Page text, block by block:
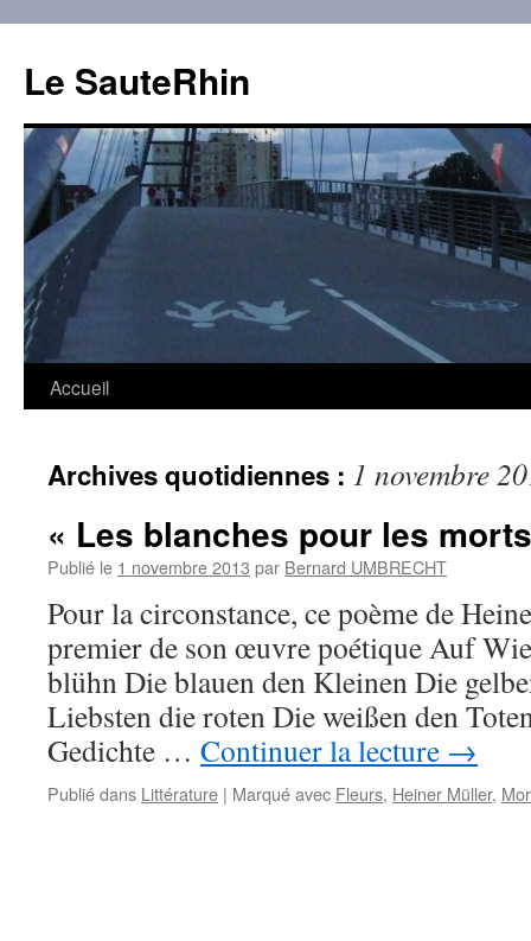
contenu
Le SauteRhin
Accueil
Archives quotidiennes : 1 novembre
« Les blanches pour les
Publié le 1 novembre 2013 par Bernard UMBRECHT
Pour la circonstance, ce poème de
premier de son œuvre poétique Auf
blühn Die blauen den Kleinen Die
Liebsten die roten Die weißen den
Gedichte … Continuer la lecture →
Publié dans Littérature | Marqué avec Fleurs, Heiner Müller,